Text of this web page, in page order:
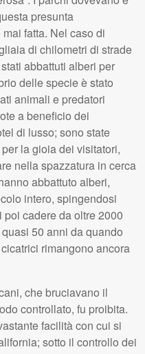
presunta
mai fatta. Nel caso di
di chilometri di strade
abbattuti alberi per
delle specie è stato
animali e predatori
a beneficio dei
di lusso; sono state
la gioia dei visitatori,
nella spazzatura in cerca
abbattuto alberi,
intero, spingendosi
cadere da oltre 2000
50 anni da quando
rimangono ancora
che bruciavano il
controllato, fu proibita.
facilità con cui si
sotto il controllo dei